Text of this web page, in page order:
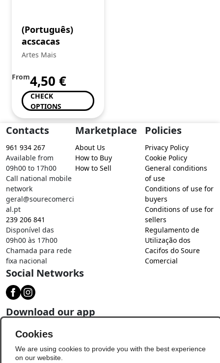
(Português)
acscacas
Artes Mais
From4,50 €
CHECK
OPTIONS
Contacts
961 934 267
Available from
09h00 to 17h00
Call national mobile
network
geral@sourecomerci
al.pt
239 206 841
Disponível das
09h00 às 17h00
Chamada para rede
fixa nacional
Marketplace
About Us
How to Buy
How to Sell
Policies
Privacy Policy
Cookie Policy
General conditions
of use
Conditions of use for
buyers
Conditions of use for
sellers
Regulamento de
Utilização dos
Cacifos do Soure
Comercial
Social Networks
Download our app
Cookies
We are using cookies to provide you with the best experience
on our website.